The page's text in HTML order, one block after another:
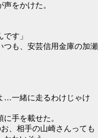
をかけた。
す」
つも、安芸信用金庫の加瀬
…一緒に走るわけじゃけ
手を載せた。
、相手の山崎さんっても